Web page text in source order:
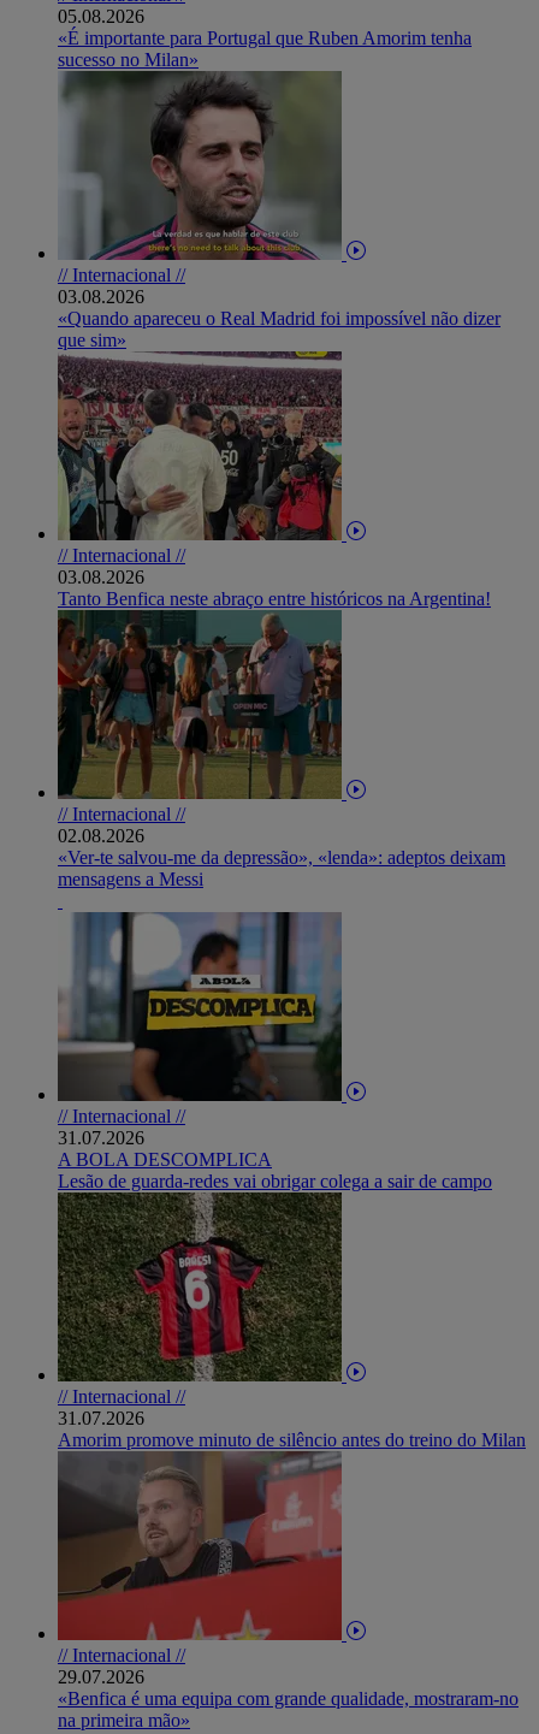
05.08.2026
«É importante para Portugal que Ruben Amorim tenha
sucesso no Milan»
// Internacional //
03.08.2026
«Quando apareceu o Real Madrid foi impossível não dizer
que sim»
// Internacional //
03.08.2026
Tanto Benfica neste abraço entre históricos na Argentina!
// Internacional //
02.08.2026
«Ver-te salvou-me da depressão», «lenda»: adeptos deixam
mensagens a Messi
// Internacional //
31.07.2026
A BOLA DESCOMPLICA
Lesão de guarda-redes vai obrigar colega a sair de campo
// Internacional //
31.07.2026
Amorim promove minuto de silêncio antes do treino do Milan
// Internacional //
29.07.2026
«Benfica é uma equipa com grande qualidade, mostraram-no
na primeira mão»